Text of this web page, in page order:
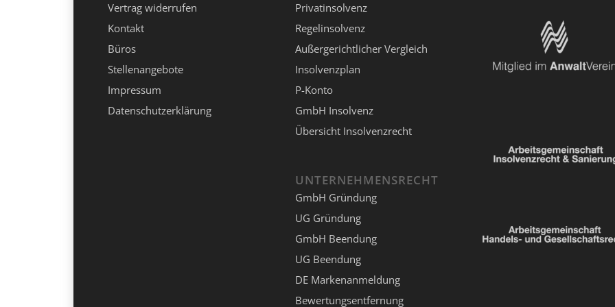
Vertrag widerrufen
Kontakt
Büros
Stellenangebote
Impressum
Datenschutzerklärung
Privatinsolvenz
Regelinsolvenz
Außergerichtlicher Vergleich
Insolvenzplan
P-Konto
GmbH Insolvenz
Übersicht Insolvenzrecht
UNTERNEHMENSRECHT
GmbH Gründung
UG Gründung
GmbH Beendung
UG Beendung
DE Markenanmeldung
Bewertungsentfernung